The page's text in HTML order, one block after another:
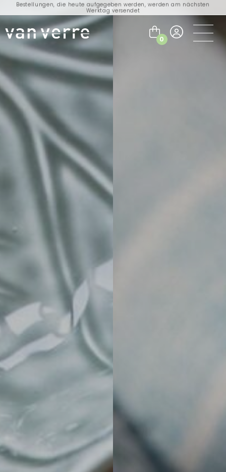
Bestellungen, die heute aufgegeben werden, werden am nächsten
Werktag versendet
Besuchen Sie unseren Flagship-Store in Amsterdam!
Handgefertigte Produkte voller Geschichten
Kostenloser Versand für Bestellungen über 75 € innerhalb der BENELUX-
Kostenloser Versand für Bestellungen über 150 € innerhalb der EU
Bestellungen, die heute aufgegeben werden, werden am nächsten
Werktag versendet
Besuchen Sie unseren Flagship-Store in Amsterdam!
0